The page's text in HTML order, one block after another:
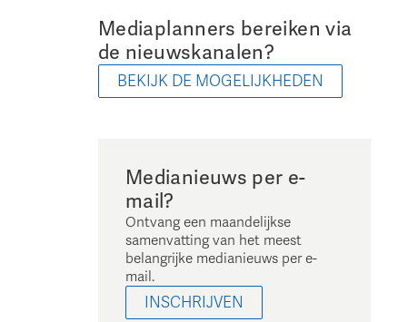
Mediaplanners bereiken via
de nieuwskanalen?
BEKIJK DE MOGELIJKHEDEN
Medianieuws per e-
mail?
Ontvang een maandelijkse
samenvatting van het meest
belangrijke medianieuws per e-
mail.
INSCHRIJVEN